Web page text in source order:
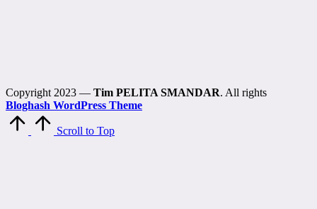
Copyright 2023 — Tim PELITA SMANDAR. All rights
Bloghash WordPress Theme
Scroll to Top